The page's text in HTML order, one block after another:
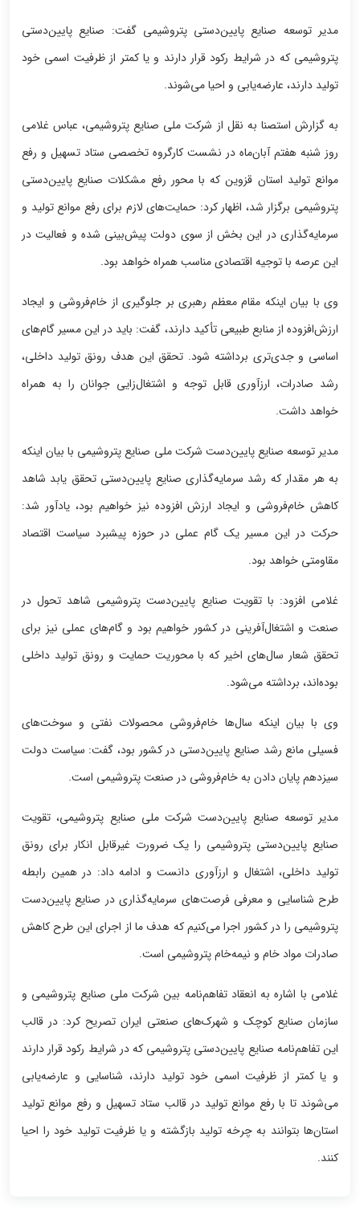
مدیر توسعه صنایع پایین‌دستی پتروشیمی گفت: صنایع پایین‌دستی
پتروشیمی که در شرایط رکود قرار دارند و یا کمتر از ظرفیت اسمی خود
تولید دارند، عارضه‌یابی و احیا می‌شوند.
به گزارش استصنا به نقل از شرکت ملی صنایع پتروشیمی، عباس غلامی
روز شنبه هفتم آبان‌ماه در نشست کارگروه تخصصی ستاد تسهیل و رفع
موانع تولید استان قزوین که با محور رفع مشکلات صنایع پایین‌دستی
پتروشیمی برگزار شد، اظهار کرد: حمایت‌های لازم برای رفع موانع تولید و
سرمایه‌گذاری در این بخش از سوی دولت پیش‌بینی شده و فعالیت در
این عرصه با توجیه اقتصادی مناسب همراه خواهد بود.
وی با بیان اینکه مقام معظم رهبری بر جلوگیری از خام‌فروشی و ایجاد
ارزش‌افزوده از منابع طبیعی تأکید دارند، گفت: باید در این مسیر گام‌های
اساسی و جدی‌تری برداشته شود. تحقق این هدف رونق تولید داخلی،
رشد صادرات، ارزآوری قابل توجه و اشتغال‌زایی جوانان را به همراه
خواهد داشت.
مدیر توسعه صنایع پایین‌دست شرکت ملی صنایع پتروشیمی با بیان اینکه
به هر مقدار که رشد سرمایه‌گذاری صنایع پایین‌دستی تحقق یابد شاهد
کاهش خام‌فروشی و ایجاد ارزش افزوده نیز خواهیم بود، یادآور شد:
حرکت در این مسیر یک گام عملی در حوزه پیشبرد سیاست اقتصاد
مقاومتی خواهد بود.
غلامی افزود: با تقویت صنایع پایین‌دست پتروشیمی شاهد تحول در
صنعت و اشتغال‌آفرینی در کشور خواهیم بود و گام‌های عملی نیز برای
تحقق شعار سال‌های اخیر که با محوریت حمایت و رونق تولید داخلی
بوده‌اند، برداشته می‌شود.
وی با بیان اینکه سال‌ها خام‌فروشی محصولات نفتی و سوخت‌های
فسیلی مانع رشد صنایع پایین‌دستی در کشور بود، گفت: سیاست دولت
سیزدهم پایان دادن به خام‌فروشی‌ در صنعت پتروشیمی است.
مدیر توسعه صنایع پایین‌دست شرکت ملی صنایع پتروشیمی، تقویت
صنایع پایین‌دستی پتروشیمی را یک ضرورت غیرقابل انکار برای رونق
تولید داخلی، اشتغال و ارزآوری دانست و ادامه داد: در همین رابطه
طرح شناسایی و معرفی فرصت‌های سرمایه‌گذاری در صنایع پایین‌دست
پتروشیمی را در کشور اجرا می‌کنیم که هدف ما از اجرای این طرح کاهش
صادرات مواد خام و نیمه‌خام پتروشیمی است.
غلامی با اشاره به انعقاد تفاهم‌نامه بین شرکت ملی صنایع پتروشیمی و
سازمان صنایع کوچک و شهرک‌های صنعتی ایران تصریح کرد: در قالب
این تفاهم‌نامه صنایع پایین‌دستی پتروشیمی که در شرایط رکود قرار دارند
و یا کمتر از ظرفیت اسمی خود تولید دارند، شناسایی و عارضه‌یابی
می‌شوند تا با رفع موانع تولید در قالب ستاد تسهیل و رفع موانع تولید
استان‌ها بتوانند به چرخه تولید بازگشته و یا ظرفیت تولید خود را احیا
کنند.